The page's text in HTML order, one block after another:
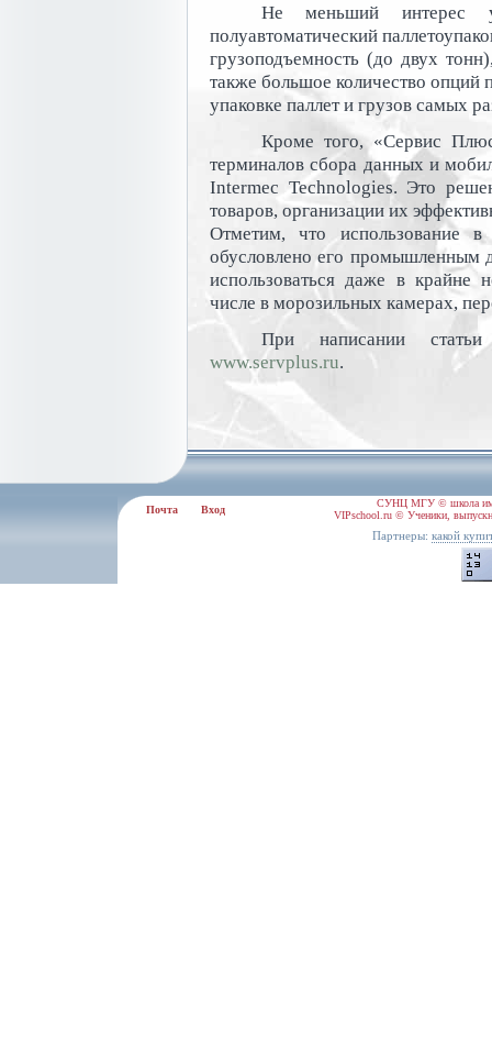
Не меньший интерес у
полуавтоматический
грузоподъемность (до двух
также большое количество опций
упаковке паллет и грузов самых
Кроме того, «Сервис
терминалов сбора данных и
Intermec Technologies. Это
товаров, организации их
Отметим, что использование
обусловлено его
использоваться даже в крайне
числе в морозильных камерах,
При написании
www.servplus.ru.
Почта Вход
СУНЦ МГУ © школа
VIPschool.ru © Ученики,
Партнеры: какой